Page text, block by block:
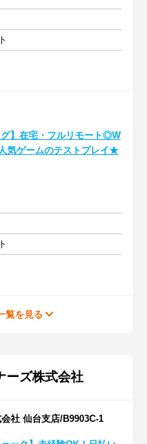
グ】在宅・フルリモート◎W
気ゲームのテストプレイ★
覧を見る
ーズ株式会社
社 仙台支店/B9903C-1